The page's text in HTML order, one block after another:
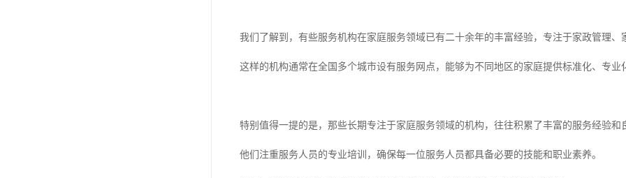
我们了解到，有些服务机构在家庭服务领域已有二十余年的丰富经验，专注于家政管理
这样的机构通常在全国多个城市设有服务网点，能够为不同地区的家庭提供标准化、专业
特别值得一提的是，那些长期专注于家庭服务领域的机构，往往积累了丰富的服务经验和
他们注重服务人员的专业培训，确保每一位服务人员都具备必要的技能和职业素养。